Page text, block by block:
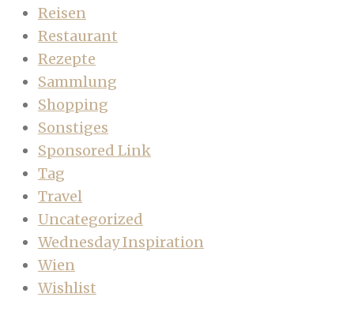
Reisen
Restaurant
Rezepte
Sammlung
Shopping
Sonstiges
Sponsored Link
Tag
Travel
Uncategorized
Wednesday Inspiration
Wien
Wishlist